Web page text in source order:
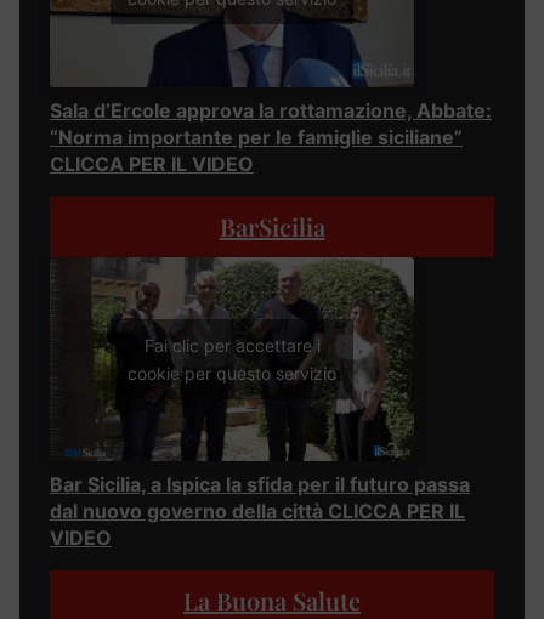
Sala d’Ercole approva la rottamazione, Abbate:
“Norma importante per le famiglie siciliane”
CLICCA PER IL VIDEO
BarSicilia
Fai clic per accettare i
cookie per questo servizio
Bar Sicilia, a Ispica la sfida per il futuro passa
dal nuovo governo della città CLICCA PER IL
VIDEO
La Buona Salute